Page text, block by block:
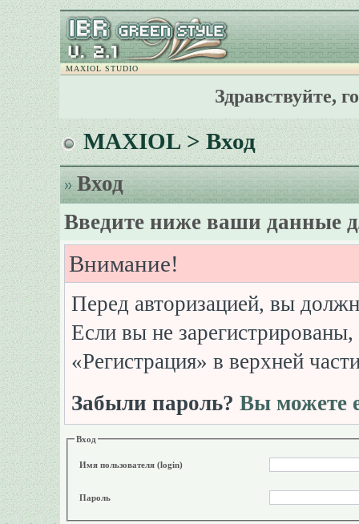
MAXIOL STUDIO
Здравствуйте,
MAXIOL> Вход
Вход
Введите ниже ваши данные
Внимание!
Перед авторизацией, вы
Если вы не
«Регистрация» в верхней
Забыли пароль? Вы можете
Вход
Имя пользователя (login)
Пароль